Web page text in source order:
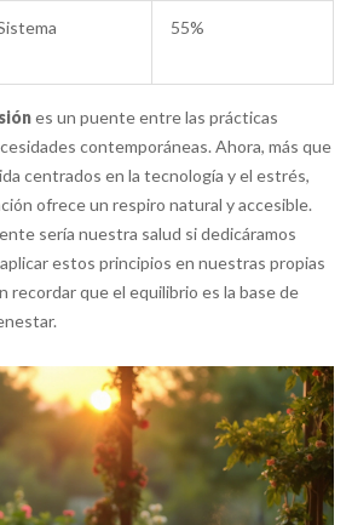
55%
es un puente entre las prácticas
contemporáneas. Ahora, más que
centrados en la tecnología y el estrés,
ofrece un respiro natural y accesible.
sería nuestra salud si dedicáramos
estos principios en nuestras propias
recordar que el equilibrio es la base de